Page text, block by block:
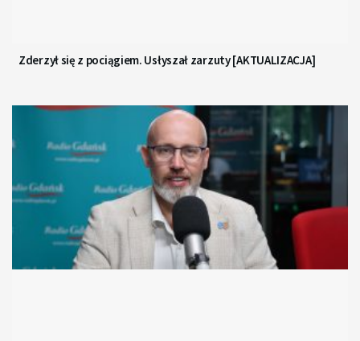
Zderzył się z pociągiem. Usłyszał zarzuty [AKTUALIZACJA]